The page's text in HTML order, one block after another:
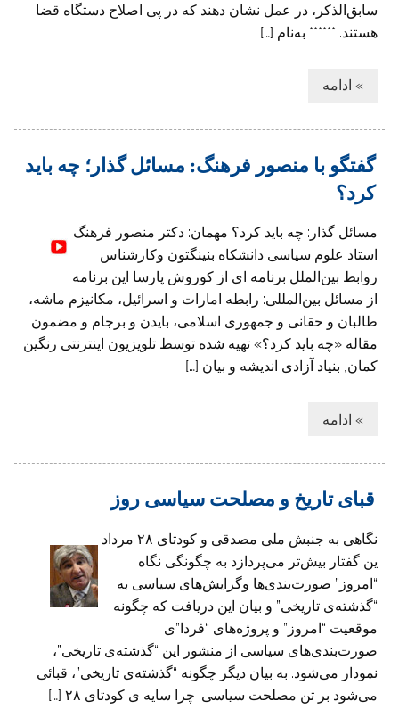
سابق‌الذکر، در عمل نشان دهند که در پی اصلاح دستگاه قضا
هستند. ****** به‌نام […]
» ادامه
گفتگو با منصور فرهنگ: مسائل گذار؛ چه باید
کرد؟
مسائل گذار: چه باید کرد؟ مهمان: دکتر منصور فرهنگ
استاد علوم سیاسی دانشکاه بنینگتون و‌کارشناس
روابط بین‌الملل برنامه ای از کوروش پارسا این برنامه
از مسائل بین‌المللی: رابطه امارات و اسرائیل، مکانیزم ماشه،
طالبان و‌ حقانی و جمهوری اسلامی، بایدن ‌و برجام و مضمون
مقاله «چه باید کرد؟» تهیه شده توسط تلویزیون اینترنتی رنگین
کمان, بنیاد آزادی اندیشه و بیان […]
» ادامه
قبای تاريخ و مصلحت سياسی روز
نگاهی به جنبش ملی مصدقی و کودتای ۲۸ مرداد
ین گفتار بيش‌تر می‌پردازد به چگونگی نگاه
“امروز” صورت‌بندی‌ها وگرايش‌های سياسی به
“گذشته‌ی تاريخی” و بيان اين دريافت که چگونه
موقعيت “امروز” و پروژه‌های “فردا”ی
صورت‌بندی‌های سياسی از منشور اين “گذشته‌ی تاريخی”،
نمودار می‌شود. به بيان ديگر چگونه “گذشته‌ی تاريخی”، قبائی
می‌شود بر تن مصلحت سياسی. چرا سايه ی کودتای ۲۸ […]